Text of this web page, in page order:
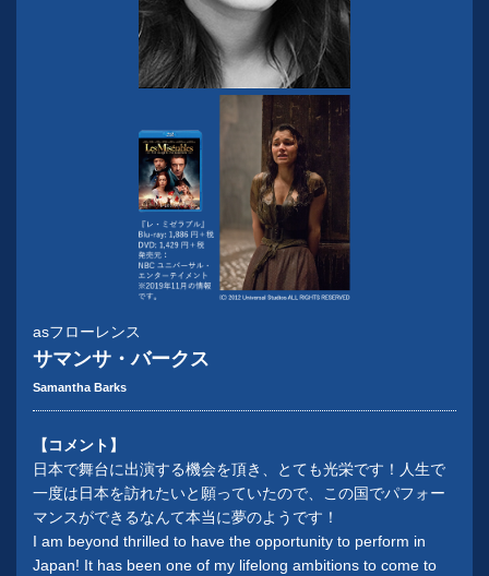
asフローレンス
サマンサ・バークス
Samantha Barks
【コメント】
日本で舞台に出演する機会を頂き、とても光栄です！人生で
一度は日本を訪れたいと願っていたので、この国でパフォー
マンスができるなんて本当に夢のようです！
I am beyond thrilled to have the opportunity to perform in
Japan! It has been one of my lifelong ambitions to come to